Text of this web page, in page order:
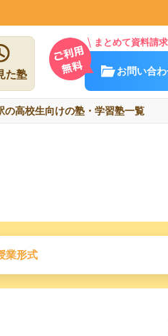
た塾
まとめて資料請
お問い合
の高校生向けの塾・学習塾一覧
業形式